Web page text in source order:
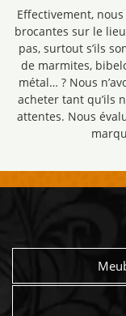
Effectivement,
brocantes sur le
pas, surtout s’ils
de marmites,
métal… ? Nous
acheter tant qu’ils
attentes. Nous